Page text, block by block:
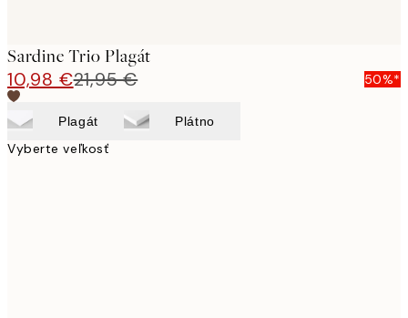
Sardine Trio Plagát
10,98 €21,95 € 50%*
Plagát Plátno
Vyberte veľkosť